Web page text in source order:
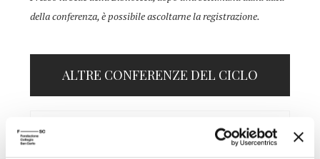
della conferenza, è possibile ascoltarne la registrazione.
ALTRE CONFERENZE DEL CICLO
11/06/1996